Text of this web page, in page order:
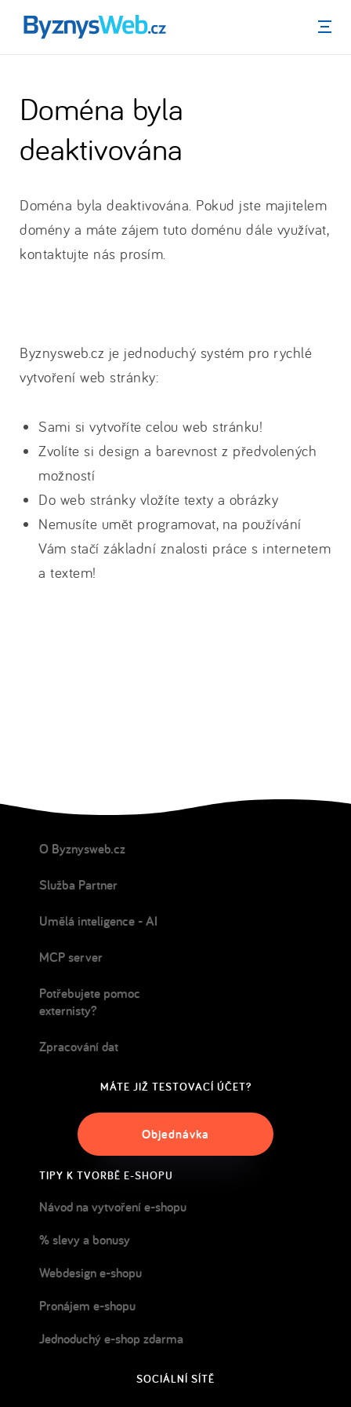
Menu
Doména byla
deaktivována
Doména byla deaktivována. Pokud jste majitelem
domény a máte zájem tuto doménu dále využívat,
kontaktujte nás prosím.
Byznysweb.cz je jednoduchý systém pro rychlé
vytvoření web stránky:
Sami si vytvoříte celou web stránku!
Zvolíte si design a barevnost z předvolených
možností
Do web stránky vložíte texty a obrázky
Nemusíte umět programovat, na používání
Vám stačí základní znalosti práce s internetem
a textem!
O Byznysweb.cz
Služba Partner
Umělá inteligence - AI
MCP server
Potřebujete pomoc
externisty?
Zpracování dat
MÁTE JIŽ TESTOVACÍ ÚČET?
Objednávka
TIPY K TVORBĚ E-SHOPU
Návod na vytvoření e-shopu
% slevy a bonusy
Webdesign e-shopu
Pronájem e-shopu
Jednoduchý e-shop zdarma
SOCIÁLNÍ SÍTĚ